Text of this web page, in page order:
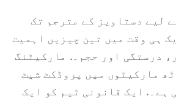
لیے دستاویز کے مترجم تک
ہی وقت میں تین چیزیں اہمیت
درستگی اور حجم۔. مارکیٹنگ
مارکیٹوں میں پروڈکٹ شیٹ
ہے۔. ایک قانونی ٹیم کو ایک